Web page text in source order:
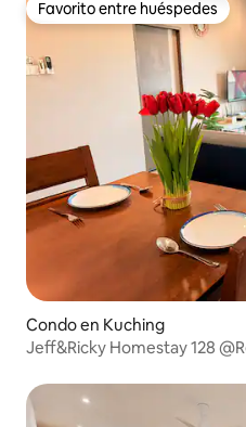
Favorito entre huéspedes
Favorito entre huéspedes
Condo en Kuching
Jeff&Ricky Homestay 128